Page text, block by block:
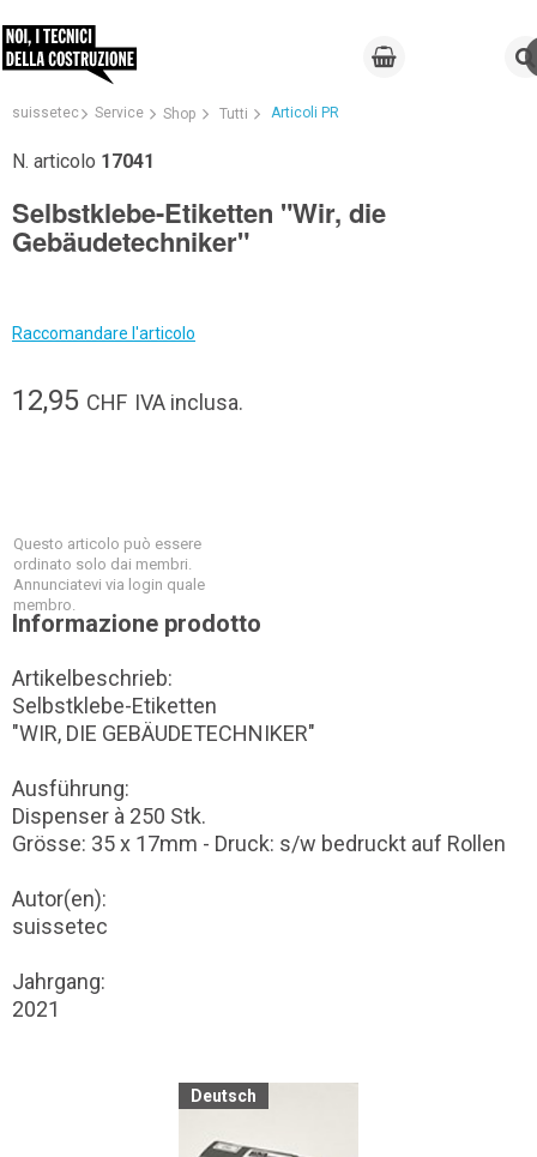
suissetec Service Shop Tutti Articoli PR
N. articolo 17041
Selbstklebe-Etiketten "Wir, die
Gebäudetechniker"
Raccomandare l'articolo
12,95 CHF IVA inclusa.
Questo articolo può essere
ordinato solo dai membri.
Annunciatevi via login quale
membro.
Informazione prodotto
Artikelbeschrieb:
Selbstklebe-Etiketten
"WIR, DIE GEBÄUDETECHNIKER"
Ausführung:
Dispenser à 250 Stk.
Grösse: 35 x 17mm - Druck: s/w bedruckt auf Rollen
Autor(en):
suissetec
Jahrgang:
2021
Deutsch